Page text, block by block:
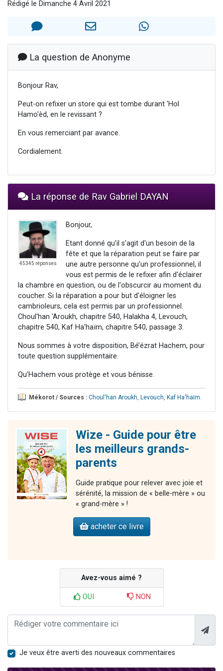
Il reste 49 places pour étudier en groupe sur Zoom
Eva vient de donner son Maasser
Rédigé le Dimanche 4 Avril 2021
La question de Anonyme
Bonjour Rav,
Peut-on refixer un store qui est tombe durant 'Hol
Hamo'èd, en le revissant ?
En vous remerciant par avance.
Cordialement.
La réponse de Rav Gabriel DAYAN
45345 réponses
Bonjour,
Etant donné qu'il s'agit d'un besoin de la
fête et que la réparation peut se faire par
une autre personne qu'un professionnel, il
vous est permis de le refixer afin d'éclairer
la chambre en question, ou de l'obscurcir au moment du
coucher. Si la réparation a pour but d'éloigner les
cambrioleurs, cela est permis par un professionnel.
Choul'han 'Aroukh, chapitre 540, Halakha 4, Levouch,
chapitre 540, Kaf Ha'haïm, chapitre 540, passage 3.
Nous sommes à votre disposition, Bé’ézrat Hachem, pour
toute question supplémentaire.
Qu’Hachem vous protège et vous bénisse.
Mékorot / Sources : Choul'han Aroukh, Levouch, Kaf Ha'haïm.
Wize - Guide pour être
les meilleurs grands-
parents
Guide pratique pour relever avec joie et
sérénité, la mission de « belle-mère » ou
« grand-mère » !
acheter ce livre
Avez-vous aimé ?
OUI NON
Je veux être averti des nouveaux commentaires